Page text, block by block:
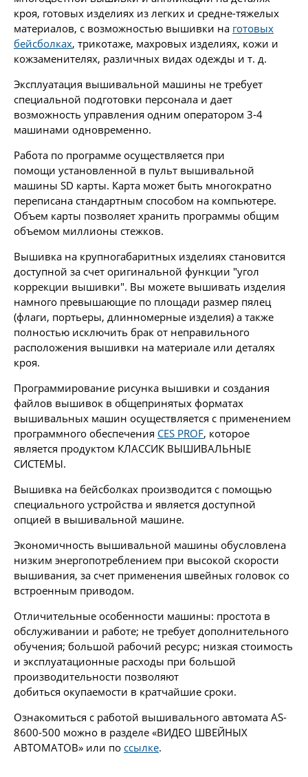
кроя, готовых изделиях из легких и средне-тяжелых
материалов, с возможностью вышивки на готовых
бейсболках, трикотаже, махровых изделиях, кожи и
кожзаменителях, различных видах одежды и т. д.
Эксплуатация вышивальной машины не требует
специальной подготовки персонала и дает
возможность управления одним оператором 3-4
машинами одновременно.
Работа по программе осуществляется при
помощи установленной в пульт вышивальной
машины SD карты. Карта может быть многократно
переписана стандартным способом на компьютере.
Объем карты позволяет хранить программы общим
объемом миллионы стежков.
Вышивка на крупногабаритных изделиях становится
доступной за счет оригинальной функции "угол
коррекции вышивки". Вы можете вышивать изделия
намного превышающие по площади размер пялец
(флаги, портьеры, длинномерные изделия) а также
полностью исключить брак от неправильного
расположения вышивки на материале или деталях
кроя.
Программирование рисунка вышивки и создания
файлов вышивок в общепринятых форматах
вышивальных машин осуществляется с применением
программного обеспечения CES PROF, которое
является продуктом КЛАССИК ВЫШИВАЛЬНЫЕ
СИСТЕМЫ.
Вышивка на бейсболках производится с помощью
специального устройства и является доступной
опцией в вышивальной машине.
Экономичность вышивальной машины обусловлена
низким энергопотреблением при высокой скорости
вышивания, за счет применения швейных головок со
встроенным приводом.
Отличительные особенности машины: простота в
обслуживании и работе; не требует дополнительного
обучения; большой рабочий ресурс; низкая стоимость
и эксплуатационные расходы при большой
производительности позволяют
добиться окупаемости в кратчайшие сроки.
Ознакомиться с работой вышивального автомата AS-
8600-500 можно в разделе «ВИДЕО ШВЕЙНЫХ
АВТОМАТОВ» или по ссылке.